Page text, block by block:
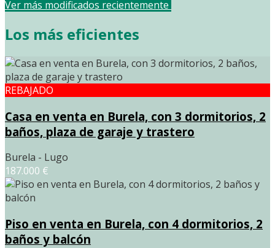
Ver más modificados recientemente
Los más eficientes
REBAJADO
Casa en venta en Burela, con 3 dormitorios, 2
baños, plaza de garaje y trastero
Burela - Lugo
187.000 €
Piso en venta en Burela, con 4 dormitorios, 2
baños y balcón